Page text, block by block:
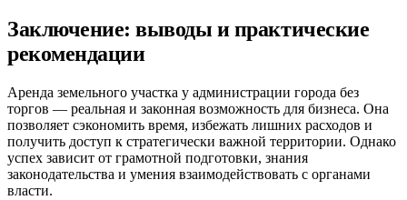
Заключение: выводы и практические
рекомендации
Аренда земельного участка у администрации города без
торгов — реальная и законная возможность для бизнеса. Она
позволяет сэкономить время, избежать лишних расходов и
получить доступ к стратегически важной территории. Однако
успех зависит от грамотной подготовки, знания
законодательства и умения взаимодействовать с органами
власти.